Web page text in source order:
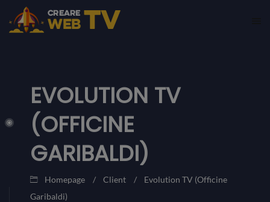
EVOLUTION TV
(OFFICINE
GARIBALDI)
Homepage Client
Evolution TV (Officine
Garibaldi)